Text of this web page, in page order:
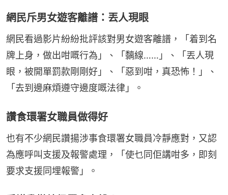
網民斥男女遊客離譜：丟人現眼
網民看過影片紛紛批評該對男女遊客離譜，「着到名
牌上身，做出咁嘅行為」、「黐線……」、「丟人現
眼，被開單罰款剛剛好」、「惡到咁，真恐怖！」、
「去到邊麻煩遵守邊度嘅法律」。
讚食環署女職員做得好
也有不少網民讚揚涉事食環署女職員冷靜應對，又認
為應呼叫支援及報警處理，「使乜同佢講咁多，即刻
要求支援同埋報警」。